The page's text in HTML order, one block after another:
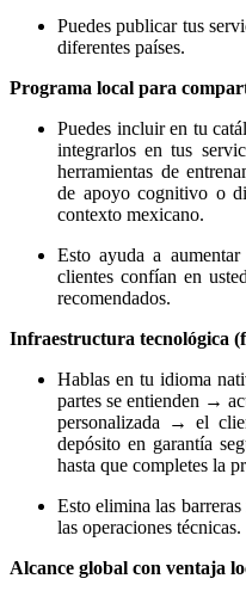
Puedes publicar tus
diferentes países.
Programa local para
Puedes incluir en tu
integrarlos en tus
herramientas de
de apoyo cognitivo o
contexto mexicano.
Esto ayuda a
clientes confían en
recomendados.
Infraestructura tecnológica
Hablas en tu idioma
partes se entienden →
personalizada → el
depósito en garantía
hasta que completes la
Esto elimina las
las operaciones técnicas.
Alcance global con ventaja